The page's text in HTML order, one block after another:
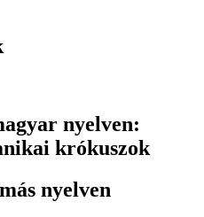
nyelven:
krókuszok
nyelven